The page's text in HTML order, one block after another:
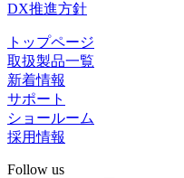
DX推進方針
トップページ
取扱製品一覧
新着情報
サポート
ショールーム
採用情報
Follow us